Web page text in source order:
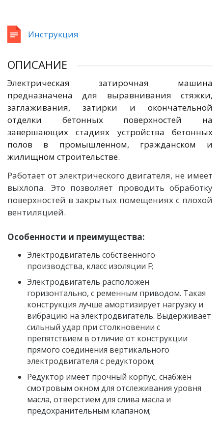
Инструкция
ОПИСАНИЕ
Электрическая затирочная машина
предназначена для выравнивания стяжки,
заглаживания, затирки и окончательной
отделки бетонных поверхностей на
завершающих стадиях устройства бетонных
полов в промышленном, гражданском и
жилищном строительстве.
Работает от электрического двигателя, не имеет
выхлопа. Это позволяет проводить обработку
поверхностей в закрытых помещениях с плохой
вентиляцией.
Особенности и преимущества:
Электродвигатель собственного
производства, класс изоляции F;
Электродвигатель расположен
горизонтально, с ременным приводом. Такая
конструкция лучше амортизирует нагрузку и
вибрацию на электродвигатель. Выдерживает
сильный удар при столкновении с
препятствием в отличие от конструкции
прямого соединения вертикального
электродвигателя с редуктором;
Редуктор имеет прочный корпус, снабжён
смотровым окном для отслеживания уровня
масла, отверстием для слива масла и
предохранительным клапаном;